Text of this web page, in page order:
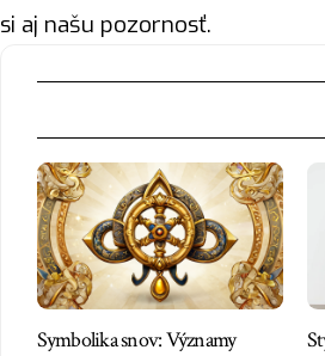
si aj našu pozornosť.
Symbolika snov: Významy